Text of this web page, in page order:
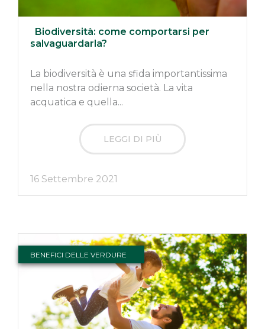
Biodiversità: come comportarsi per
salvaguardarla?
La biodiversità è una sfida importantissima
nella nostra odierna società. La vita
acquatica e quella...
LEGGI DI PIÙ
16 Settembre 2021
BENEFICI DELLE VERDURE